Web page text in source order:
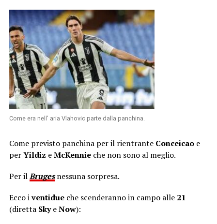
Come era nell’ aria Vlahovic parte dalla panchina.
Come previsto panchina per il rientrante Conceicaoe
perYildiz eMcKennieche non sono al meglio.
Per ilBrugesnessuna sorpresa.
Ecco iventidueche scenderanno in campo alle 21
(diretta SkyeNow):